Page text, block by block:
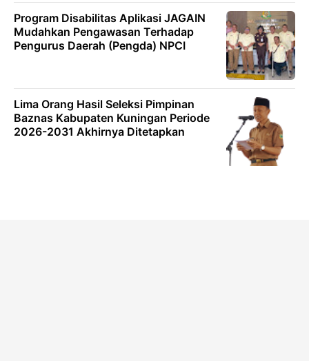
Program Disabilitas Aplikasi JAGAIN
Mudahkan Pengawasan Terhadap
Pengurus Daerah (Pengda) NPCI
Lima Orang Hasil Seleksi Pimpinan
Baznas Kabupaten Kuningan Periode
2026-2031 Akhirnya Ditetapkan